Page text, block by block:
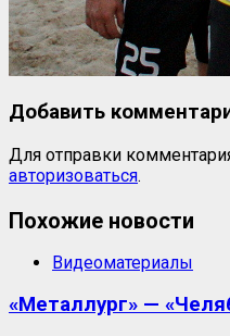
Добавить
Для отправки
авторизоваться.
Похожие новости
Видеоматериалы
«Металлург» —